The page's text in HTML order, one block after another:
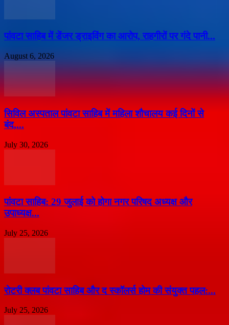
पांवटा साहिब में डेंजर ड्राइविंग का आरोप, राहगीरों पर गंदे पानी...
August 6, 2026
सिविल अस्पताल पांवटा साहिब में महिला शौचालय कई दिनों से
बंद,...
July 30, 2026
पांवटा साहिब: 29 जुलाई को होगा नगर परिषद अध्यक्ष और
उपाध्यक्ष...
July 25, 2026
​रोटरी क्लब पांवटा साहिब और द स्कॉलर्स होम की संयुक्त पहल:...
July 25, 2026